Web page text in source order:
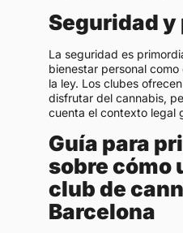
Seguridad
La seguridad es
bienestar personal
la ley. Los clubes
disfrutar del cannabis,
cuenta el contexto legal
Guía para
sobre cómo
club de
Barcelona